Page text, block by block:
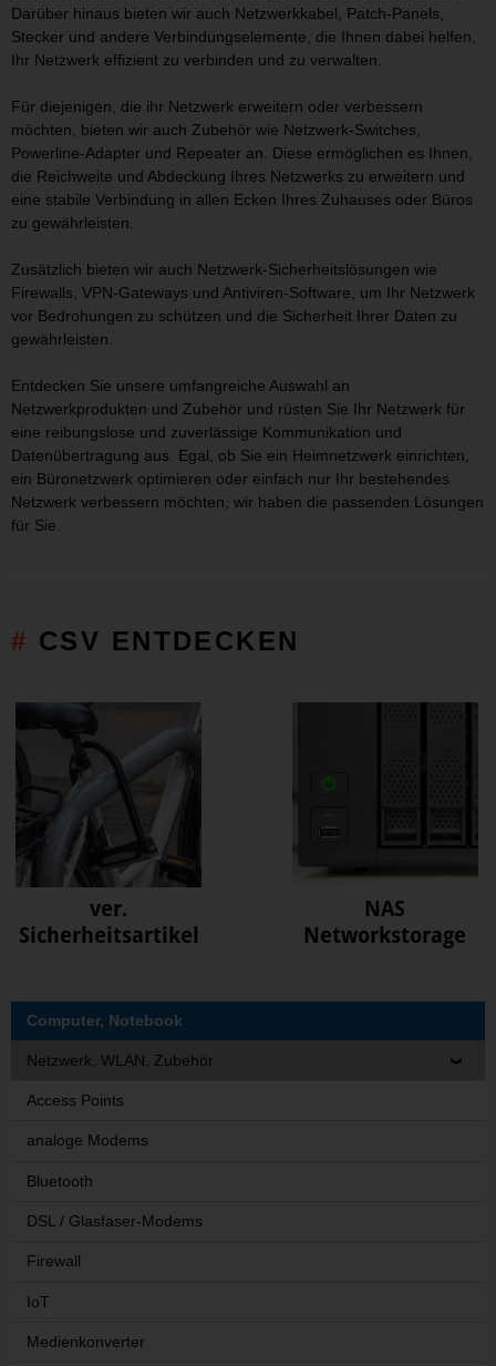
Darüber hinaus bieten wir auch Netzwerkkabel, Patch-Panels,
Stecker und andere Verbindungselemente, die Ihnen dabei helfen,
Ihr Netzwerk effizient zu verbinden und zu verwalten.
Für diejenigen, die ihr Netzwerk erweitern oder verbessern
möchten, bieten wir auch Zubehör wie Netzwerk-Switches,
Powerline-Adapter und Repeater an. Diese ermöglichen es Ihnen,
die Reichweite und Abdeckung Ihres Netzwerks zu erweitern und
eine stabile Verbindung in allen Ecken Ihres Zuhauses oder Büros
zu gewährleisten.
Zusätzlich bieten wir auch Netzwerk-Sicherheitslösungen wie
Firewalls, VPN-Gateways und Antiviren-Software, um Ihr Netzwerk
vor Bedrohungen zu schützen und die Sicherheit Ihrer Daten zu
gewährleisten.
Entdecken Sie unsere umfangreiche Auswahl an
Netzwerkprodukten und Zubehör und rüsten Sie Ihr Netzwerk für
eine reibungslose und zuverlässige Kommunikation und
Datenübertragung aus. Egal, ob Sie ein Heimnetzwerk einrichten,
ein Büronetzwerk optimieren oder einfach nur Ihr bestehendes
Netzwerk verbessern möchten, wir haben die passenden Lösungen
für Sie.
CSV ENTDECKEN
ver.
Sicherheitsartikel
NAS
Networkstorage
Computer, Notebook
Netzwerk, WLAN, Zubehör
Access Points
analoge Modems
Bluetooth
DSL / Glasfaser-Modems
Firewall
IoT
Medienkonverter